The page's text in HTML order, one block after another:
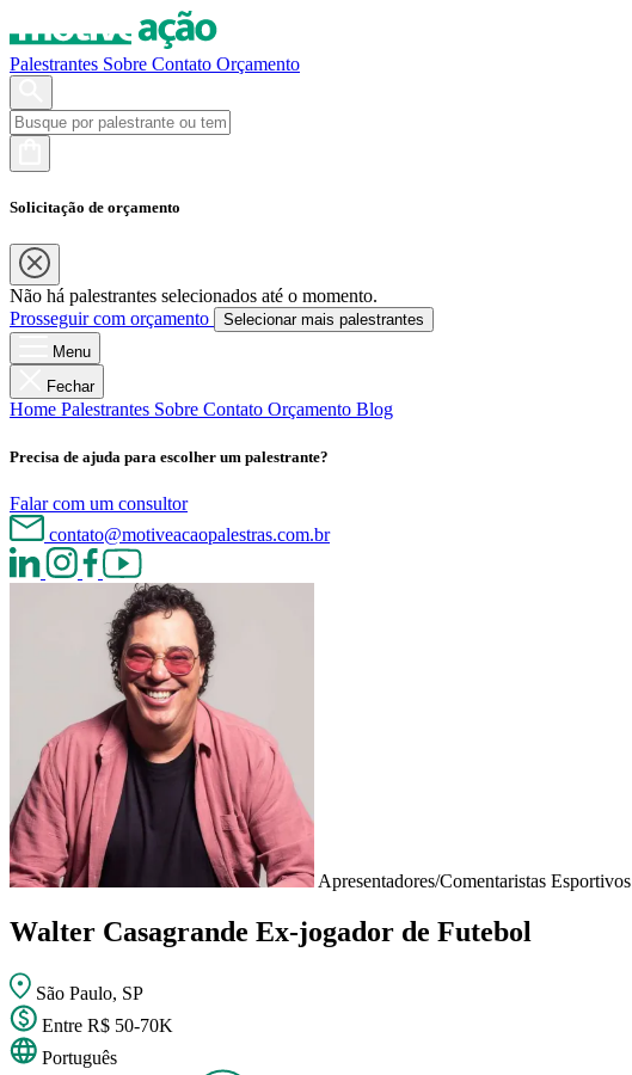
Palestrantes Sobre Contato Orçamento
Solicitação de orçamento
Não há palestrantes selecionados até o momento.
Prosseguir com orçamento
Selecionar mais palestrantes
Menu
Fechar
Home Palestrantes Sobre Contato Orçamento Blog
Precisa de ajuda para escolher um palestrante?
Falar com um consultor
contato@motiveacaopalestras.com.br
Apresentadores/Comentaristas Esportivos
Walter Casagrande Ex-jogador de Futebol
São Paulo, SP
Entre R$ 50-70K
Português